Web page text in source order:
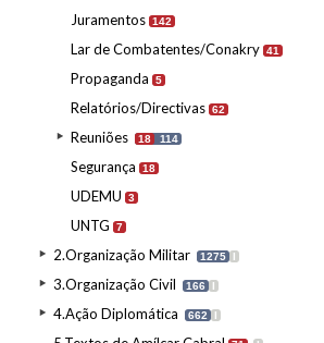
Juramentos 142
Lar de Combatentes/Conakry 41
Propaganda 5
Relatórios/Directivas 62
Reuniões 18 114
Segurança 18
UDEMU 3
UNTG 7
2.Organização Militar 1275 I
3.Organização Civil 166 I
4.Ação Diplomática 662 I